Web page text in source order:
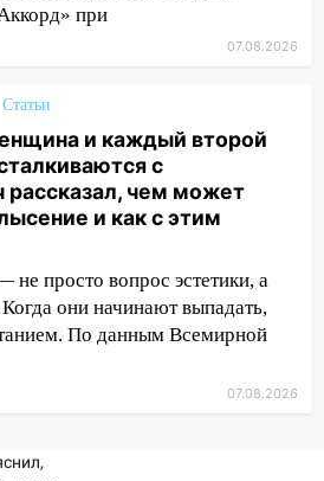
8 августа пройдет
«Наше время» с
ливнями: прогноз
области на
транспортные
акцию «Час
за один день
на пляже и
страйкбольную
при
07.08.2026
Статьи
и каждый второй
с
рассказал, чем может
и как с этим
просто вопрос эстетики, а
они начинают выпадать,
По данным Всемирной
07.08.2026